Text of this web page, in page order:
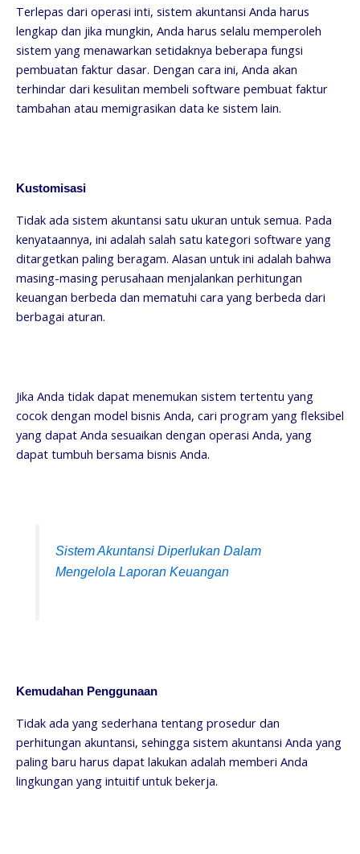
Terlepas dari operasi inti, sistem akuntansi Anda harus
lengkap dan jika mungkin, Anda harus selalu memperoleh
sistem yang menawarkan setidaknya beberapa fungsi
pembuatan faktur dasar. Dengan cara ini, Anda akan
terhindar dari kesulitan membeli software pembuat faktur
tambahan atau memigrasikan data ke sistem lain.
Kustomisasi
Tidak ada sistem akuntansi satu ukuran untuk semua. Pada
kenyataannya, ini adalah salah satu kategori software yang
ditargetkan paling beragam. Alasan untuk ini adalah bahwa
masing-masing perusahaan menjalankan perhitungan
keuangan berbeda dan mematuhi cara yang berbeda dari
berbagai aturan.
Jika Anda tidak dapat menemukan sistem tertentu yang
cocok dengan model bisnis Anda, cari program yang fleksibel
yang dapat Anda sesuaikan dengan operasi Anda, yang
dapat tumbuh bersama bisnis Anda.
Sistem Akuntansi Diperlukan Dalam
Mengelola Laporan Keuangan
Kemudahan Penggunaan
Tidak ada yang sederhana tentang prosedur dan
perhitungan akuntansi, sehingga sistem akuntansi Anda yang
paling baru harus dapat lakukan adalah memberi Anda
lingkungan yang intuitif untuk bekerja.